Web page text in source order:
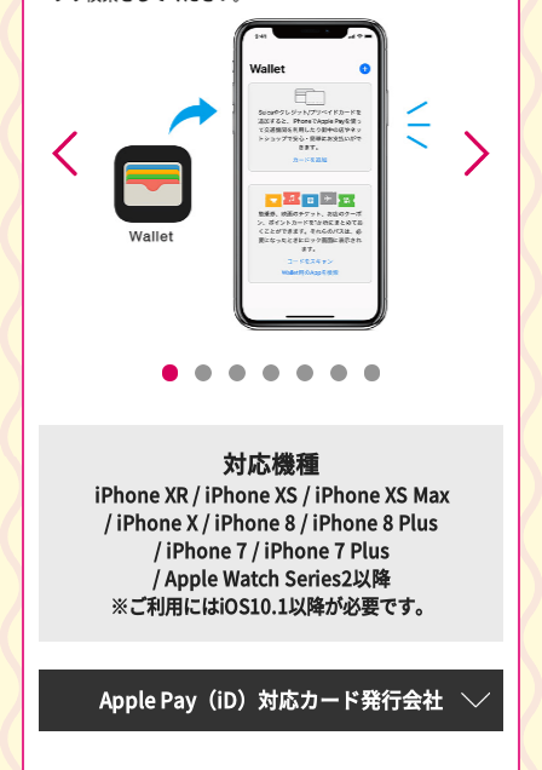
対応機種
iPhone XR / iPhone XS / iPhone XS Max
/ iPhone X / iPhone 8 /iPhone 8 Plus
/ iPhone 7 / iPhone 7 Plus
/ Apple Watch Series2以降
※ご利用にはiOS10.1以降が必要です。
Apple Pay（iD）対応カード発行会社